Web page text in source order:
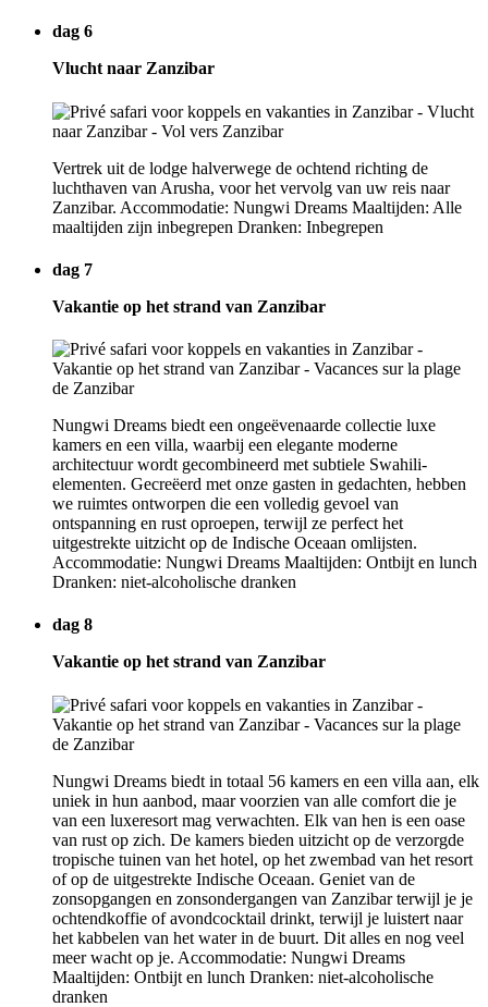
dag 6
Vlucht naar Zanzibar
Vertrek uit de lodge halverwege de ochtend richting de
luchthaven van Arusha, voor het vervolg van uw reis naar
Zanzibar. Accommodatie: Nungwi Dreams Maaltijden: Alle
maaltijden zijn inbegrepen Dranken: Inbegrepen
dag 7
Vakantie op het strand van Zanzibar
Nungwi Dreams biedt een ongeëvenaarde collectie luxe
kamers en een villa, waarbij een elegante moderne
architectuur wordt gecombineerd met subtiele Swahili-
elementen. Gecreëerd met onze gasten in gedachten, hebben
we ruimtes ontworpen die een volledig gevoel van
ontspanning en rust oproepen, terwijl ze perfect het
uitgestrekte uitzicht op de Indische Oceaan omlijsten.
Accommodatie: Nungwi Dreams Maaltijden: Ontbijt en lunch
Dranken: niet-alcoholische dranken
dag 8
Vakantie op het strand van Zanzibar
Nungwi Dreams biedt in totaal 56 kamers en een villa aan, elk
uniek in hun aanbod, maar voorzien van alle comfort die je
van een luxeresort mag verwachten. Elk van hen is een oase
van rust op zich. De kamers bieden uitzicht op de verzorgde
tropische tuinen van het hotel, op het zwembad van het resort
of op de uitgestrekte Indische Oceaan. Geniet van de
zonsopgangen en zonsondergangen van Zanzibar terwijl je je
ochtendkoffie of avondcocktail drinkt, terwijl je luistert naar
het kabbelen van het water in de buurt. Dit alles en nog veel
meer wacht op je. Accommodatie: Nungwi Dreams
Maaltijden: Ontbijt en lunch Dranken: niet-alcoholische
dranken